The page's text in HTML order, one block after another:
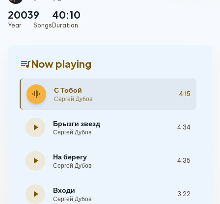
2003
Year
9
Songs
40:10
Duration
queue_musicNow playing
graphic_eq С Тобой
Сергей Дубов
4:15
play_arrow Брызги звезд
Сергей Дубов
4:34
play_arrow На берегу
Сергей Дубов
4:35
play_arrow Входи
Сергей Дубов
3:22